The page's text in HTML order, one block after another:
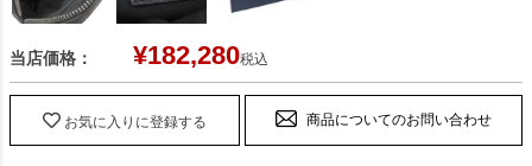
当店価格： ¥182,280税込
お気に入りに登録する 商品についてのお問い合わせ